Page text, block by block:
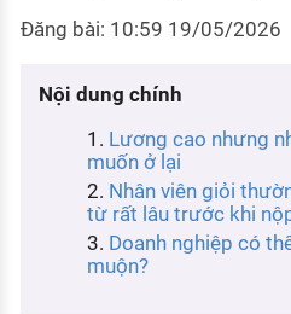
Danh sách nhà tuyển dụng
Nhà tuyển dụng hàng đầu
Mẫu CV hiện đại
Chính sách lao động
KHÁM PHÁ NGHỀ NGHIỆP
Tử vi nghề nghiệp
Kỹ năng nghề nghiệp
Đăng bài: 10:59 19/05/2026
Nội dung chính
Lương cao nhưng
muốn ở lại
Nhân viên giỏi
từ rất lâu trước khi
Doanh nghiệp có
muộn?